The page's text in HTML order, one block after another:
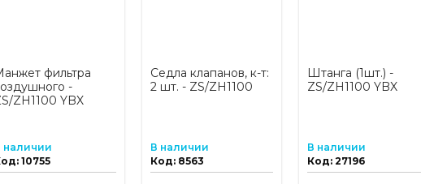
фильтра
-
ZH1100 YBX
наличии
10755
Седла клапанов, к-т:
2 шт. - ZS/ZH1100
В наличии
Код: 8563
Штанга (1шт.) -
ZS/ZH1100 YBX
В наличии
Код: 27196